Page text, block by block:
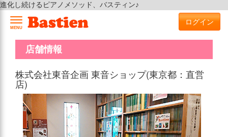
進化し続けるピアノメソッド、バスティン♪
MENU
ログイン
店舗情報
株式会社東音企画 東音ショップ(東京都：直営
店)